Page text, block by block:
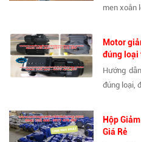
men xoắn
Motor
đúng loại
Hướng
đúng loại,
Hộp
Giá Rẻ